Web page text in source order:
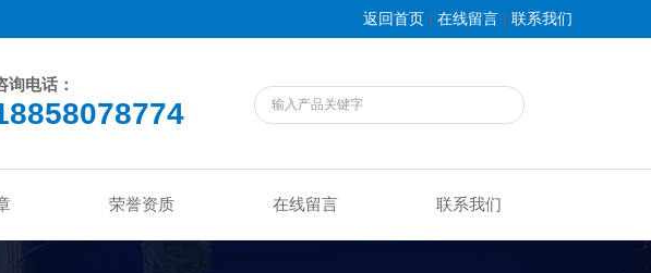
返回首页 | 在线留言 | 联系我们
询电话：
荣誉资质 在线留言 联系我们